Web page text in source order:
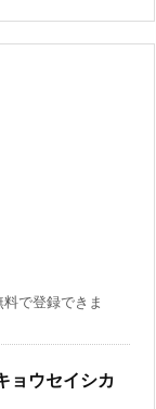
で登録できま
ョウセイシカ